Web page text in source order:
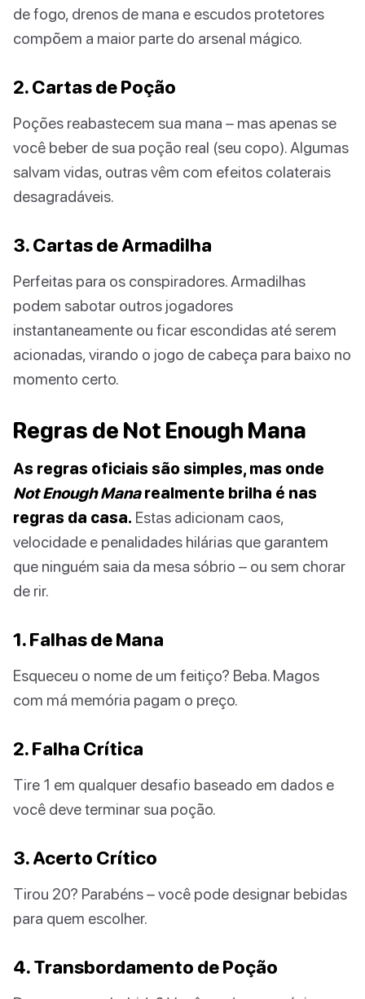
de fogo, drenos de mana e escudos protetores
compõem a maior parte do arsenal mágico.
2. Cartas de Poção
Poções reabastecem sua mana – mas apenas se
você beber de sua poção real (seu copo). Algumas
salvam vidas, outras vêm com efeitos colaterais
desagradáveis.
3. Cartas de Armadilha
Perfeitas para os conspiradores. Armadilhas
podem sabotar outros jogadores
instantaneamente ou ficar escondidas até serem
acionadas, virando o jogo de cabeça para baixo no
momento certo.
Regras de Not Enough Mana
As regras oficiais são simples, mas onde
Not Enough Manarealmente brilha é nas
regras da casa. Estas adicionam caos,
velocidade e penalidades hilárias que garantem
que ninguém saia da mesa sóbrio – ou sem chorar
de rir.
1. Falhas de Mana
Esqueceu o nome de um feitiço? Beba. Magos
com má memória pagam o preço.
2. Falha Crítica
Tire 1 em qualquer desafio baseado em dados e
você deve terminar sua poção.
3. Acerto Crítico
Tirou 20? Parabéns – você pode designar bebidas
para quem escolher.
4. Transbordamento de Poção